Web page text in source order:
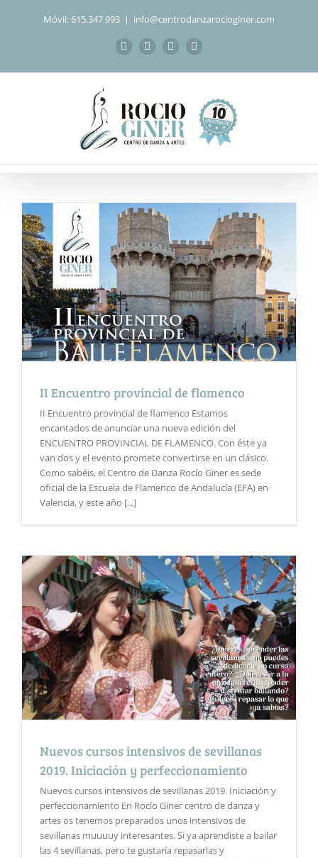
Móvil: 615.347.993 | info@centrodanzarocioginer.com
FacebookInstagramWhatsApp
Correo
II Encuentro provincial de flamenco
II Encuentro provincial de flamenco Estamos
encantados de anunciar una nueva edición del
ENCUENTRO PROVINCIAL DE FLAMENCO. Con éste ya
van dos y el evento promete convertirse en un clásico.
Como sabéis, el Centro de Danza Rocío Giner es sede
oficial de la Escuela de Flamenco de Andalucía (EFA) en
Valencia, y este año [...]
Nuevos cursos intensivos de sevillanas
2019. Iniciación y perfeccionamiento
Nuevos cursos intensivos de sevillanas 2019. Iniciación y
perfeccionamiento En Rocío Giner centro de danza y
artes os tenemos preparados unos intensivos de
sevillanas muuuuy interesantes. Si ya aprendiste a bailar
las 4 sevillanas, pero te gustaría repasarlas y